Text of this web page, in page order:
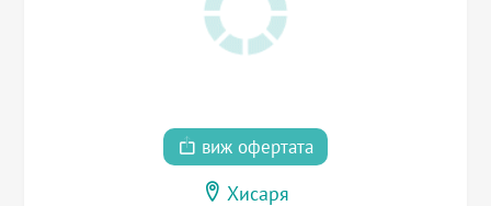
виж офертата
Хисаря